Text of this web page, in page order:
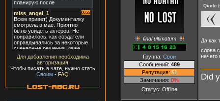
Для добавления необходима
авторизация
Чтобы писать в чате, нужно стать
Своим - FAQ
final ultimatum
Группа: Свои
Сообщений: 489
Репутация: 51
Замечания: 0%
Статус: Offline
Quote (
Да как
слова
нечего
Did